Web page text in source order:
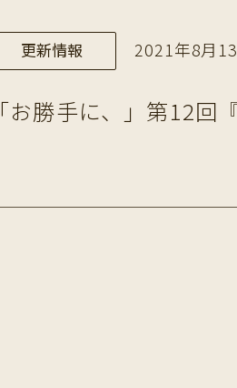
更新情報 2021年8月
「お勝手に、」第12回